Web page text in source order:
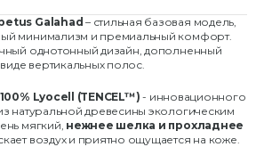
Galahad – стильная базовая модель,
минимализм и премиальный комфорт.
однотонный дизайн, дополненный
вертикальных полос.
100% Lyocell (TENCEL™) - инновационного
натуральной древесины экологическим
мягкий, нежнее шелка и прохладнее
воздух и приятно ощущается на коже.